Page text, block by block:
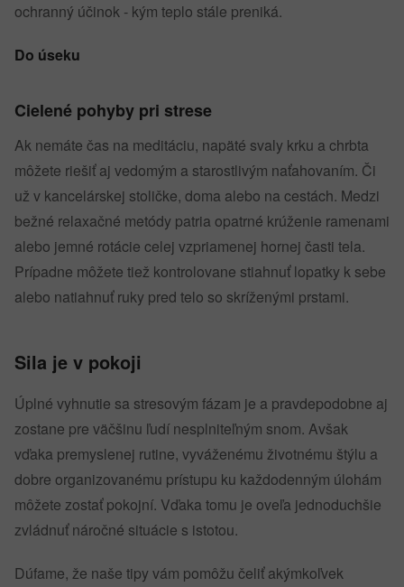
ochranný účinok - kým teplo stále preniká.
Do úseku
Cielené pohyby pri strese
Ak nemáte čas na meditáciu, napäté svaly krku a chrbta
môžete riešiť aj vedomým a starostlivým naťahovaním. Či
už v kancelárskej stoličke, doma alebo na cestách. Medzi
bežné relaxačné metódy patria opatrné krúženie ramenami
alebo jemné rotácie celej vzpriamenej hornej časti tela.
Prípadne môžete tiež kontrolovane stiahnuť lopatky k sebe
alebo natiahnuť ruky pred telo so skríženými prstami.
Sila je v pokoji
Úplné vyhnutie sa stresovým fázam je a pravdepodobne aj
zostane pre väčšinu ľudí nesplniteľným snom. Avšak
vďaka premyslenej rutine, vyváženému životnému štýlu a
dobre organizovanému prístupu ku každodenným úlohám
môžete zostať pokojní. Vďaka tomu je oveľa jednoduchšie
zvládnuť náročné situácie s istotou.
Dúfame, že naše tipy vám pomôžu čeliť akýmkoľvek